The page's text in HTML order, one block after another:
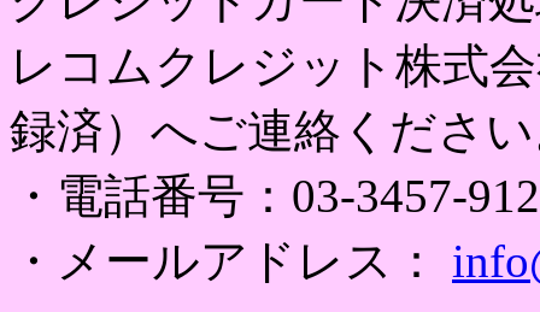
レコムクレジット株式
録済）へご連絡くださ
・電話番号：03-3457-
・メールアドレス：